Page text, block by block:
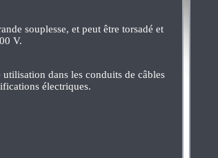
souplesse, et peut être torsadé et
V.
dans les conduits de câbles
électriques.